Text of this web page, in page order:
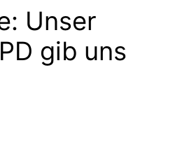
Unser
gib uns